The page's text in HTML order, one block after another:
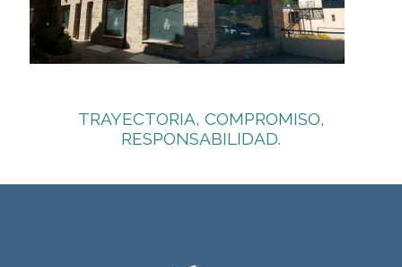
TRAYECTORIA, COMPROMISO,
RESPONSABILIDAD.